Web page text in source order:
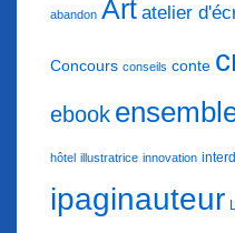
abandon Art atelier
Concours conseils conte
ebook
hôtel illustratrice innovation
ipaginauteur